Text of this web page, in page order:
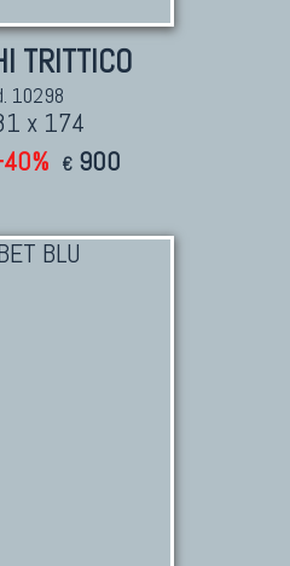
TRITTICO
10298
x 174
€ 900